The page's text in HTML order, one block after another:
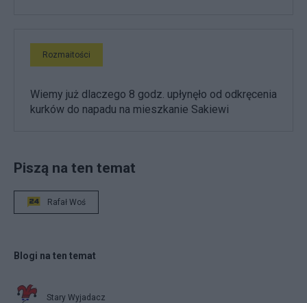
Rozmaitości
Wiemy już dlaczego 8 godz. upłynęło od odkręcenia
kurków do napadu na mieszkanie Sakiewi
Piszą na ten temat
Rafał Woś
Blogi na ten temat
Stary Wyjadacz